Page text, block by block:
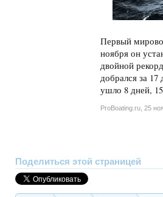
Первый
ноября он
двойной
добрался за
ушло 8 дней,
ProBoating.ru 25
Поделиться этой страницей